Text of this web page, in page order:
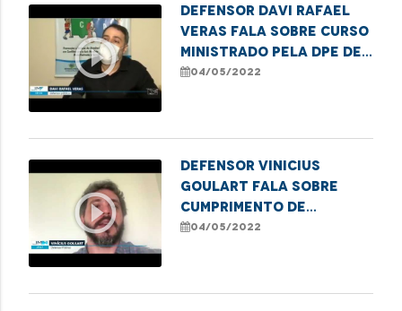
play_circle_outline
Defensor Davi Rafael
Veras fala sobre curso
ministrado pela DPE de
proteção de estupro
04/05/2022
play_circle_outline
Defensor Vinicius
Goulart fala sobre
cumprimento de
transferência para UTI
04/05/2022